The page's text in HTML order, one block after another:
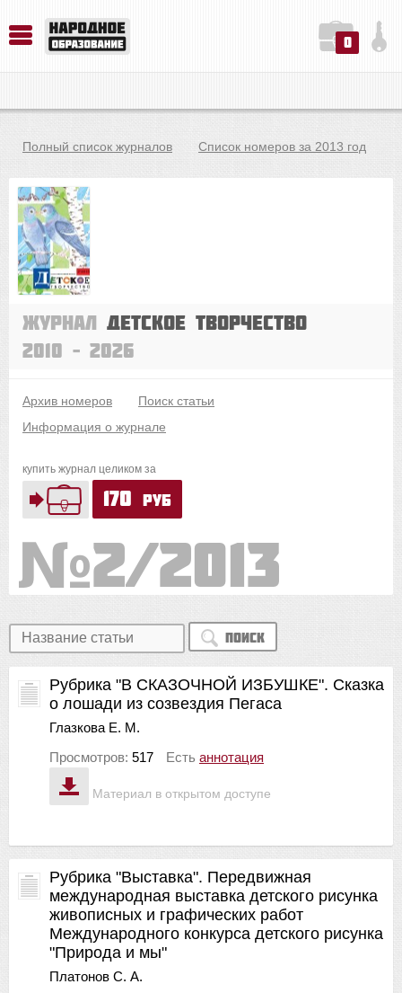
0
Полный список журналов Список номеров за 2013 год
Журнал Детское творчество
2010 – 2026
Архив номеров
Поиск статьи
Информация о журнале
купить журнал целиком за
170 руб
2/2013
Поиск
Материал в открытом доступе
Рубрика "В СКАЗОЧНОЙ ИЗБУШКЕ". Сказка
о лошади из созвездия Пегаса
Глазкова Е. М.
Просмотров: 517 Есть аннотация
Рубрика "Выставка". Передвижная
международная выставка детского рисунка
живописных и графических работ
Международного конкурса детского рисунка
"Природа и мы"
Платонов С. А.